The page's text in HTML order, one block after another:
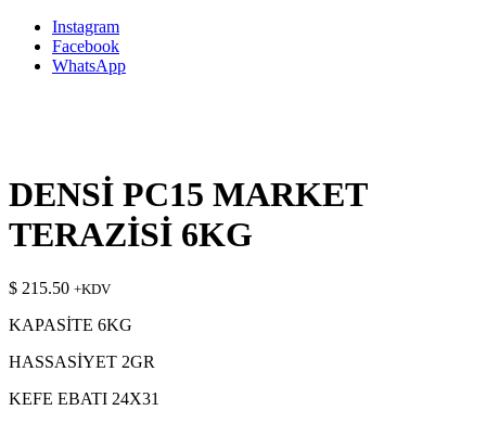
Instagram
Facebook
WhatsApp
DENSİ PC15 MARKET
TERAZİSİ 6KG
$ 215.50 +KDV
KAPASİTE 6KG
HASSASİYET 2GR
KEFE EBATI 24X31